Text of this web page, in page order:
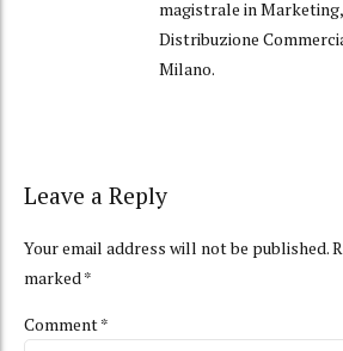
magistrale in Marketing,
Distribuzione
Milano.
Leave a Reply
Your email address will not be published.
marked *
Comment*